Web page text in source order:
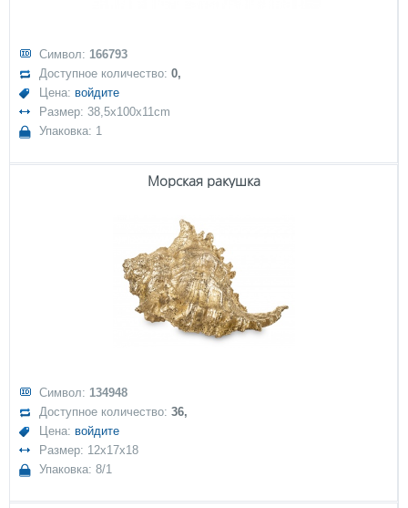
Символ: 166793
Доступное количество:0,
Цена: войдите
Размер: 38,5x100x11cm
Упаковка: 1
Морская ракушка
Символ: 134948
Доступное количество:36,
Цена: войдите
Размер: 12x17x18
Упаковка: 8/1